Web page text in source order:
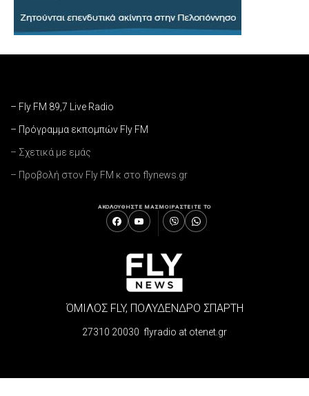
– Fly FM 89,7 Live Radio
– Πρόγραμμα εκπομπών Fly FM
– Σχετικά με εμάς
– Προβολή στον Fly FM κ στο flynews.gr
ΑΚΟΛΟΥΘΗΣΤΕ ΜΑΣΜΟΙΡΑΣΤΕΙΤΕ ΤΟ
ΌΜΙΛΟΣ FLY, ΠΟΛΥΔΕΝΔΡΟ ΣΠΑΡΤΗ
27310 20030 flyradio at otenet.gr